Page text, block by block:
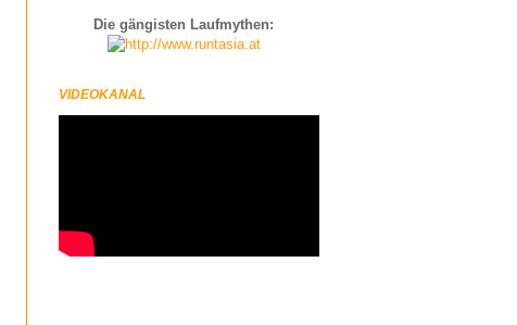
Die gängisten Laufmythen:
VIDEOKANAL